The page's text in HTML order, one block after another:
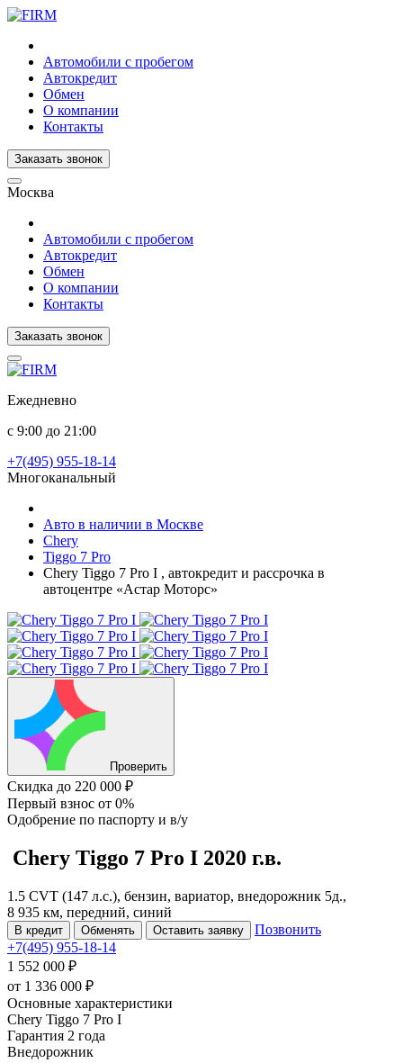
Автомобили с пробегом
Автокредит
Обмен
О компании
Контакты
Заказать звонок
Москва
Автомобили с пробегом
Автокредит
Обмен
О компании
Контакты
Заказать звонок
Ежедневно
с 9:00 до 21:00
+7(495) 955-18-14
Многоканальный
Авто в наличии в Москве
Chery
Tiggo 7 Pro
Chery Tiggo 7 Pro I , автокредит и рассрочка в
автоцентре «Астар Моторс»
Проверить
Скидка до 220 000 ₽
Первый взнос от 0%
Одобрение по паспорту и в/у
Chery Tiggo 7 Pro I 2020 г.в.
1.5 CVT (147 л.с.), бензин, вариатор, внедорожник 5д.,
8 935 км, передний, синий
В кредит Обменять Оставить заявку
Позвонить
+7(495) 955-18-14
1 552 000 ₽
от 1 336 000 ₽
Основные характеристики
Chery Tiggo 7 Pro I
Гарантия 2 года
Внедорожник